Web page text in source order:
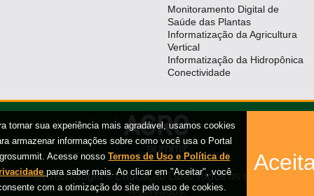
tornar sua experiência mais agradável, usamos cookies
armazenar informações sobre como você usa o Portal
Acesse nossoTermos de Uso e Política de
para saber mais. Ao clicar em "Aceitar", você
com a otimização do site pelo uso de cookies.
Monitoramento Digital de
Saúde das Plantas
Informatização da Agricultura
Vertical
Informatização da Hidropônica
Conectividade
iX Tecnologia e Educação Ltda. Todos os direitos
reservados.